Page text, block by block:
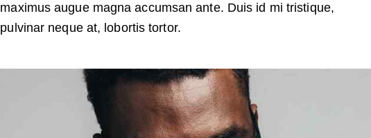
maximus augue magna accumsan ante. Duis id mi tristique,
pulvinar neque at, lobortis tortor.